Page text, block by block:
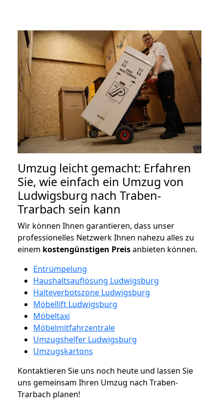
Umzug leicht gemacht: Erfahren
Sie, wie einfach ein Umzug von
Ludwigsburg nach Traben-
Trarbach sein kann
Wir können Ihnen garantieren, dass unser
professionelles Netzwerk Ihnen nahezu alles zu
einem kostengünstigen Preisanbieten können.
Entrümpelung
Haushaltsauflösung Ludwigsburg
Halteverbotszone Ludwigsburg
Möbellift Ludwigsburg
Möbeltaxi
Möbelmitfahrzentrale
Umzugshelfer Ludwigsburg
Umzugskartons
Kontaktieren Sie uns noch heute und lassen Sie
uns gemeinsam Ihren Umzug nach Traben-
Trarbach planen!